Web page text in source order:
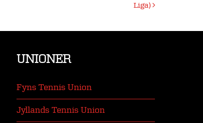
Liga)
UNIONER
Fyns Tennis Union
Jyllands Tennis Union